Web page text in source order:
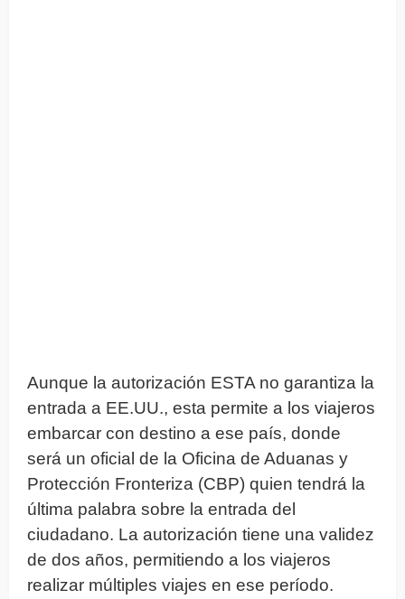
Aunque la autorización ESTA no garantiza la
entrada a EE.UU., esta permite a los viajeros
embarcar con destino a ese país, donde
será un oficial de la Oficina de Aduanas y
Protección Fronteriza (CBP) quien tendrá la
última palabra sobre la entrada del
ciudadano. La autorización tiene una validez
de dos años, permitiendo a los viajeros
realizar múltiples viajes en ese período.